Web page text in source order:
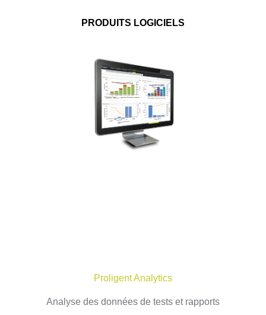
PRODUITS LOGICIELS
Proligent Analytics
Analyse des données de tests et rapports